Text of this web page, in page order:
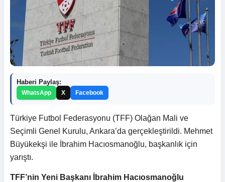
Haberi Paylaş:
WhatsApp X Facebook
Türkiye Futbol Federasyonu (TFF) Olağan Mali ve
Seçimli Genel Kurulu, Ankara’da gerçekleştirildi. Mehmet
Büyükekşi ile İbrahim Hacıosmanoğlu, başkanlık için
yarıştı.
TFF’nin Yeni Başkanı İbrahim Hacıosmanoğlu